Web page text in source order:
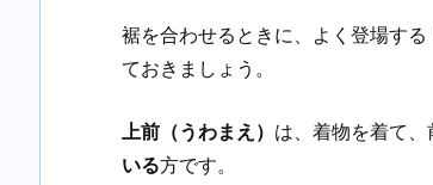
裾を合わせるときに、よく登場する
ておきましょう。
上前（うわまえ） は、着物を着て、
いる方です。